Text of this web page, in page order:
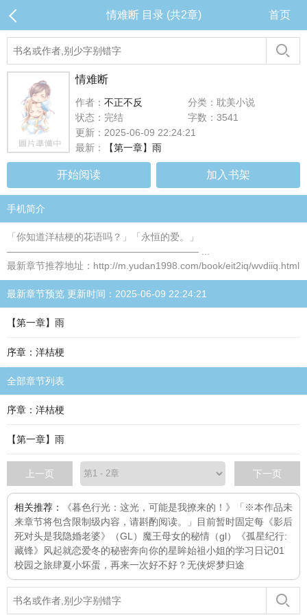
情难断 目录 (共2章) 首页
情难断
作者： 不正不反
分类：耽美小说
状态：完结
字数：3541
更新：2025-06-09 22:24:21
最新：
【第一章】雨
开始阅读 加入书架
手机简介
「你知道洋桔梗的花语吗？」「永恒的爱。」
———————————————————— ...
最新章节推荐地址：http://m.yudan1998.com/book/eit2iq/wvdiiq.html
最新章节预览 更新时间：2025-06-09 22:24:21
【第一章】雨
序章：洋桔梗
全部章节列表
序章：洋桔梗
【第一章】雨
上一页 下一页
相关推荐：
《暮色行光：这光，可能是我撩来的！》「※本作品未
来章节将包含限制级内容，请斟酌阅读。」目前暂时固定每 《影后
死对头是我隐婚老婆》（GL） 魔王母女的秘情（gl）
《孤星纪行:
藏锋》
风起就恋爱冬的秘密奔向你的星眸始祖小姐的学习日记01
校园之旅肆夏小坏蛋，再来一次好不好？无侠烬梦归途